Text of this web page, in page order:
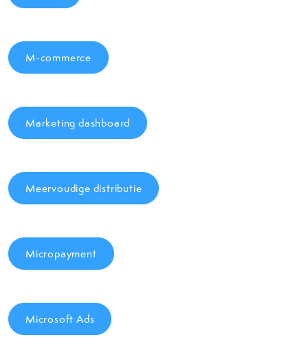
M-commerce
Marketing dashboard
Meervoudige distributie
Micropayment
Microsoft Ads